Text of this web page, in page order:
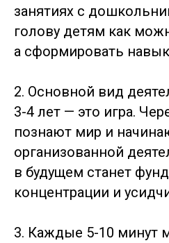
занятиях с
голову детям как
а сформировать
2. Основной вид
3-4 лет — это игра.
познают мир и
организованной
в будущем станет
концентрации и
3. Каждые 5-10 минут